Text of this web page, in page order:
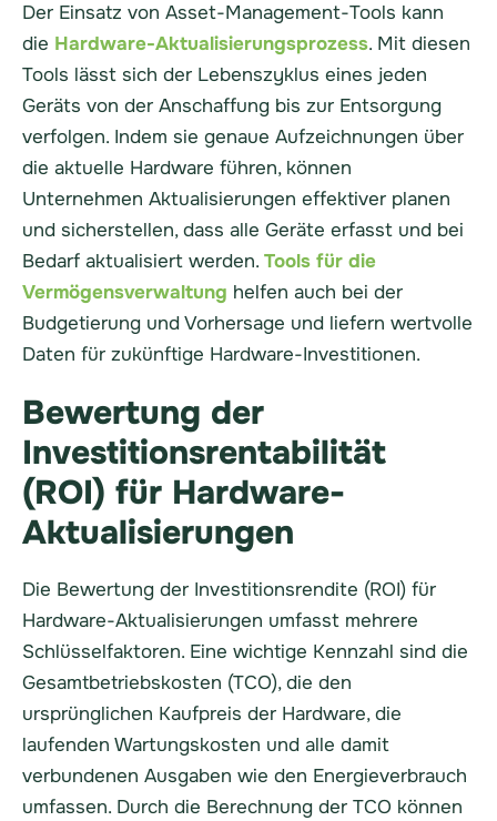
Der Einsatz von Asset-Management-Tools kann
die Hardware-Aktualisierungsprozess. Mit diesen
Tools lässt sich der Lebenszyklus eines jeden
Geräts von der Anschaffung bis zur Entsorgung
verfolgen. Indem sie genaue Aufzeichnungen über
die aktuelle Hardware führen, können
Unternehmen Aktualisierungen effektiver planen
und sicherstellen, dass alle Geräte erfasst und bei
Bedarf aktualisiert werden. Tools für die
Vermögensverwaltung helfen auch bei der
Budgetierung und Vorhersage und liefern wertvolle
Daten für zukünftige Hardware-Investitionen.
Bewertung der
Investitionsrentabilität
(ROI) für Hardware-
Aktualisierungen
Die Bewertung der Investitionsrendite (ROI) für
Hardware-Aktualisierungen umfasst mehrere
Schlüsselfaktoren. Eine wichtige Kennzahl sind die
Gesamtbetriebskosten (TCO), die den
ursprünglichen Kaufpreis der Hardware, die
laufenden Wartungskosten und alle damit
verbundenen Ausgaben wie den Energieverbrauch
umfassen. Durch die Berechnung der TCO können